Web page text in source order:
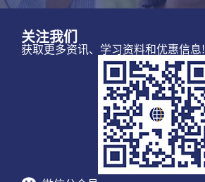
关注我们
获取更多资讯、学习资料和优惠信息!